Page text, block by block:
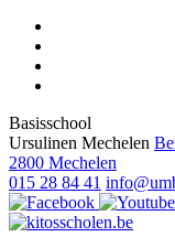
Basisschool
Ursulinen Mechelen
2800 Mechelen
015 28 84 41